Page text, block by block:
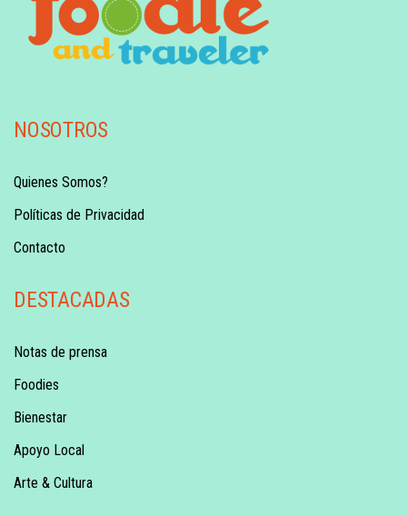
NOSOTROS
Quienes Somos?
Políticas de Privacidad
Contacto
DESTACADAS
Notas de prensa
Foodies
Bienestar
Apoyo Local
Arte & Cultura